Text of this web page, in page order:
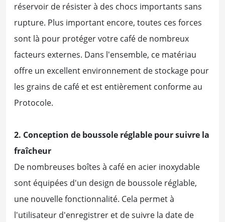
réservoir de résister à des chocs importants sans
rupture. Plus important encore, toutes ces forces
sont là pour protéger votre café de nombreux
facteurs externes. Dans l'ensemble, ce matériau
offre un excellent environnement de stockage pour
les grains de café et est entièrement conforme au
Protocole.
2. Conception de boussole réglable pour suivre la
fraîcheur
De nombreuses boîtes à café en acier inoxydable
sont équipées d'un design de boussole réglable,
une nouvelle fonctionnalité. Cela permet à
l'utilisateur d'enregistrer et de suivre la date de